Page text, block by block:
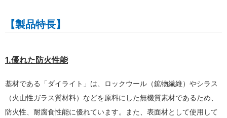
【製品特長】
1.優れた防火性能
基材である「ダイライト」は、ロックウール（鉱物繊維）やシラス
（火山性ガラス質材料）などを原料にした無機質素材であるため、
防火性、耐腐食性能に優れています。また、表面材として使用して